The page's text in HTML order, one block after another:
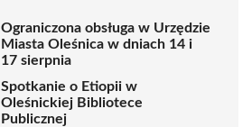
Ograniczona obsługa w Urzędzie
Miasta Oleśnica w dniach 14 i
17 sierpnia
Spotkanie o Etiopii w
Oleśnickiej Bibliotece
Publicznej